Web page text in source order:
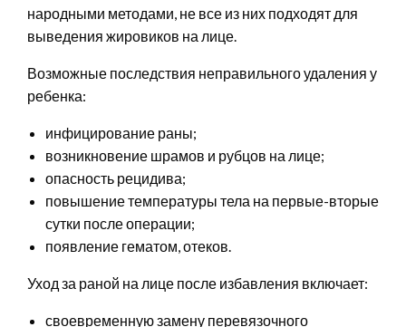
народными методами, не все из них подходят для
выведения жировиков на лице.
Возможные последствия неправильного удаления у
ребенка:
инфицирование раны;
возникновение шрамов и рубцов на лице;
опасность рецидива;
повышение температуры тела на первые-вторые
сутки после операции;
появление гематом, отеков.
Уход за раной на лице после избавления включает:
своевременную замену перевязочного